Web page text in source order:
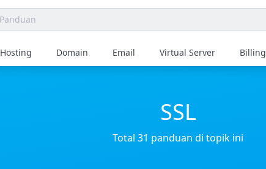
Hosting Domain Email Virtual Server Billing
SSL
Total 31 panduan di topik ini